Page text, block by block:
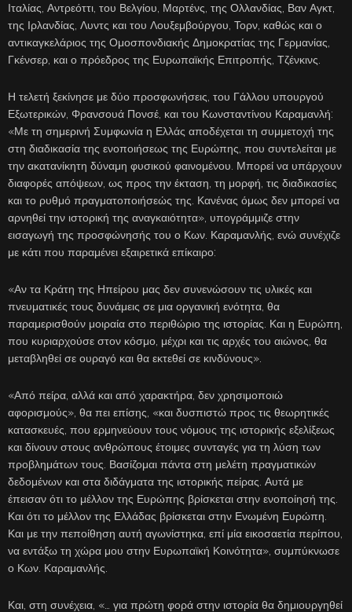
Ιταλίας, Αντρεόττι, του Βελγίου, Μαρτένς, της Ολλανδίας, Βαν Αγκτ,
της Ιρλανδίας, Λυντς και του Λουξεμβούργου, Τορν, καθώς και ο
αντικαγκελάριος της Ομοσπονδιακής Δημοκρατίας της Γερμανίας,
Γκένσερ, και ο πρόεδρος της Ευρωπαϊκής Επιτροπής, Τζένκινς.
Η τελετή ξεκίνησε με δύο προσφωνήσεις, του Γάλλου υπουργού
Εξωτερικών, Φρανσουά Πονσέ, και του Κωνσταντίνου Καραμανλή:
«Με τη σημερινή Συμφωνία η Ελλάς αποδέχεται τη συμμετοχή της
στη διαδικασία της ενοποιήσεως της Ευρώπης, που συντελείται με
την ακατανίκητη δύναμη φυσικού φαινομένου. Μπορεί να υπάρχουν
διαφορές απόψεων, ως προς την έκταση, τη μορφή, τις διαδικασίες
και το ρυθμό πραγματοποιήσεώς της. Κανένας όμως δεν μπορεί να
αρνηθεί την ιστορική της αναγκαιότητα», υπογράμμιζε στην
εισαγωγή της προσφώνησής του ο Κων. Καραμανλής, ενώ συνέχιζε
με κάτι που παραμένει εξαιρετικά επίκαιρο:
«Αν τα Κράτη της Ηπείρου μας δεν συνενώσουν τις υλικές και
πνευματικές τους δυνάμεις σε μια οργανική ενότητα, θα
παραμερισθούν μοιραία στο περιθώριο της ιστορίας. Και η Ευρώπη,
που κυριαρχούσε στον κόσμο, μέχρι και τις αρχές του αιώνος, θα
μεταβληθεί σε ουραγό και θα εκτεθεί σε κινδύνους».
«Από πείρα, αλλά και από χαρακτήρα, δεν χρησιμοποιώ
αφορισμούς», θα πει επίσης, «και δυσπιστώ προς τις θεωρητικές
κατασκευές, που ερμηνεύουν τους νόμους της ιστορικής εξελίξεως
και δίνουν στους ανθρώπους έτοιμες συνταγές για τη λύση των
προβλημάτων τους. Βασίζομαι πάντα στη μελέτη πραγματικών
δεδομένων και στα διδάγματα της ιστορικής πείρας. Αυτά με
έπεισαν ότι το μέλλον της Ευρώπης βρίσκεται στην ενοποίησή της.
Και ότι το μέλλον της Ελλάδας βρίσκεται στην Ενωμένη Ευρώπη.
Και με την πεποίθηση αυτή αγωνίστηκα, επί μία εικοσαετία περίπου,
να εντάξω τη χώρα μου στην Ευρωπαϊκή Κοινότητα», συμπύκνωσε
ο Κων. Καραμανλής.
Και, στη συνέχεια, «… για πρώτη φορά στην ιστορία θα δημιουργηθεί